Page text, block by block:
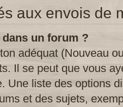
aux envois de
un forum ?
adéquat (Nouveau
Il se peut que vous
Une liste des options
et des sujets,